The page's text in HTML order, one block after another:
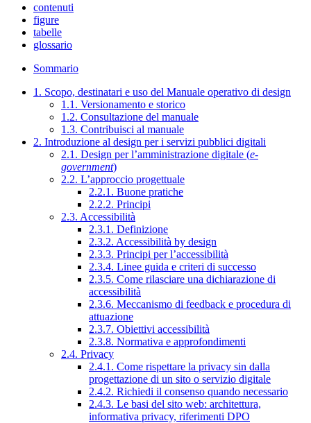
contenuti
figure
tabelle
glossario
Sommario
1. Scopo, destinatari e uso del Manuale operativo di design
1.1. Versionamento e storico
1.2. Consultazione del manuale
1.3. Contribuisci al manuale
2. Introduzione al design per i servizi pubblici digitali
2.1. Design per l’amministrazione digitale (e-
government)
2.2. L’approccio progettuale
2.2.1. Buone pratiche
2.2.2. Principi
2.3. Accessibilità
2.3.1. Definizione
2.3.2. Accessibilità by design
2.3.3. Principi per l’accessibilità
2.3.4. Linee guida e criteri di successo
2.3.5. Come rilasciare una dichiarazione di
accessibilità
2.3.6. Meccanismo di feedback e procedura di
attuazione
2.3.7. Obiettivi accessibilità
2.3.8. Normativa e approfondimenti
2.4. Privacy
2.4.1. Come rispettare la privacy sin dalla
progettazione di un sito o servizio digitale
2.4.2. Richiedi il consenso quando necessario
2.4.3. Le basi del sito web: architettura,
informativa privacy, riferimenti DPO